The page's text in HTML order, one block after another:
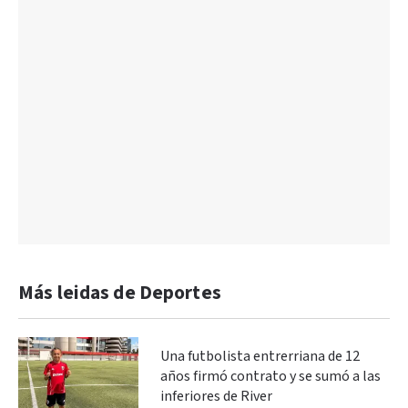
Más leidas de Deportes
Una futbolista entrerriana de 12
años firmó contrato y se sumó a las
inferiores de River